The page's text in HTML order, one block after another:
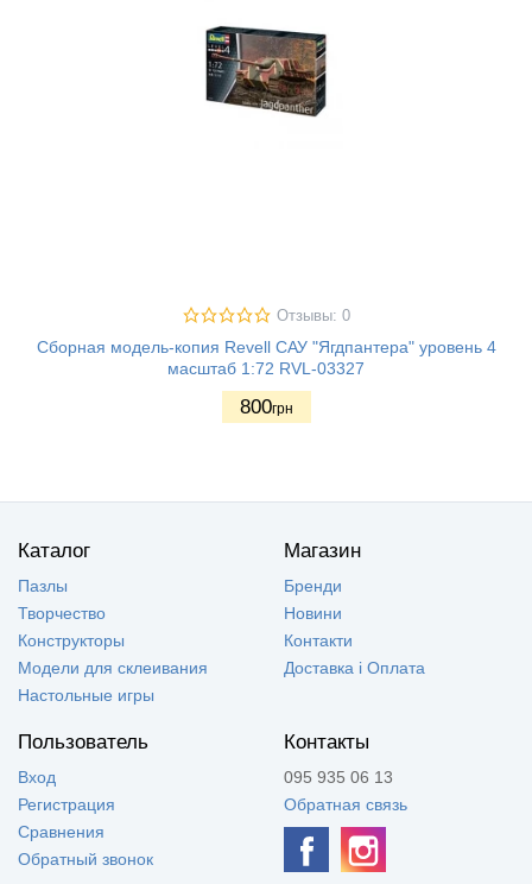
Отзывы: 0
Сборная модель-копия Revell САУ "Ягдпантера" уровень 4
масштаб 1:72 RVL-03327
800грн
Каталог
Пазлы
Творчество
Конструкторы
Модели для склеивания
Настольные игры
Магазин
Бренди
Новини
Контакти
Доставка і Оплата
Пользователь
Вход
Регистрация
Сравнения
Обратный звонок
Контакты
095 935 06 13
Обратная связь